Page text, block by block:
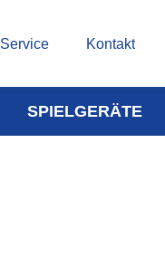
Service Kontakt
SPIELGERÄTE